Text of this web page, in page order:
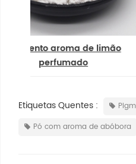
cheiro duradouro
de coco fragrância
Etiquetas Quentes :
Pó com aroma de abóbora